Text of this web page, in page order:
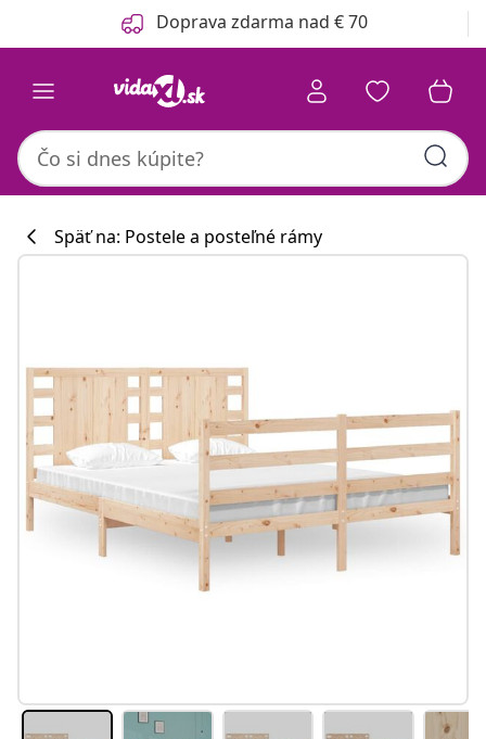
Predchádzajúce Doprava zdarma nad € 70
Späť na: Postele a posteľné rámy